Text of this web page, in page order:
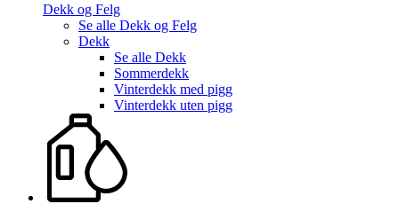
Dekk og Felg
Se alle Dekk og Felg
Dekk
Se alle Dekk
Sommerdekk
Vinterdekk med pigg
Vinterdekk uten pigg